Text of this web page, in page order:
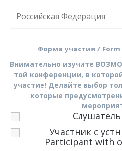
Форма участия /
Участник с
Participant with
Внимательно изучите
той конференции, в
участие! Делайте выбор
которые